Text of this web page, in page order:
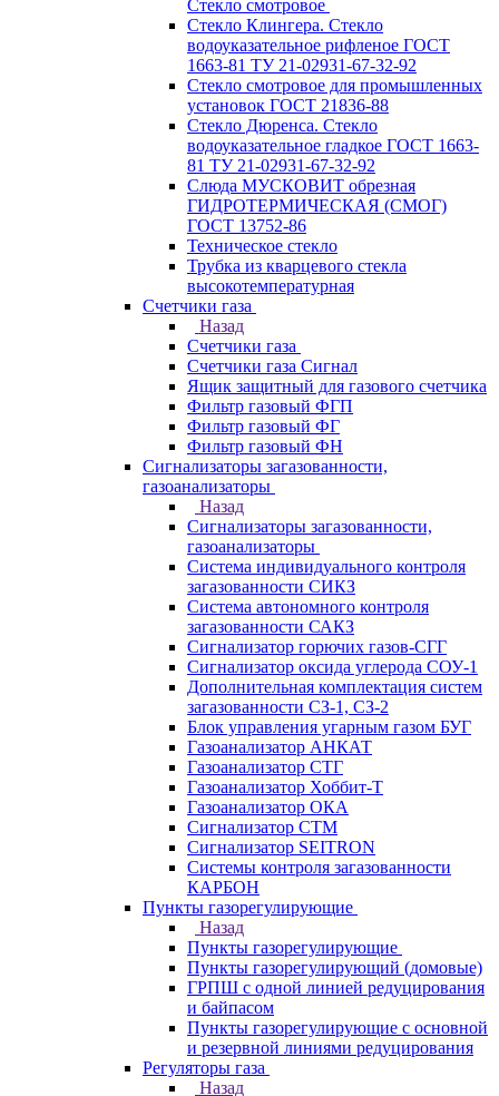
Стекло смотровое
Стекло Клингера. Стекло
водоуказательное рифленое ГОСТ
1663-81 ТУ 21-02931-67-32-92
Стекло смотровое для промышленных
установок ГОСТ 21836-88
Стекло Дюренса. Стекло
водоуказательное гладкое ГОСТ 1663-
81 ТУ 21-02931-67-32-92
Слюда МУСКОВИТ обрезная
ГИДРОТЕРМИЧЕСКАЯ (СМОГ)
ГОСТ 13752-86
Техническое стекло
Трубка из кварцевого стекла
высокотемпературная
Счетчики газа
Назад
Счетчики газа
Счетчики газа Сигнал
Ящик защитный для газового счетчика
Фильтр газовый ФГП
Фильтр газовый ФГ
Фильтр газовый ФН
Сигнализаторы загазованности,
газоанализаторы
Назад
Сигнализаторы загазованности,
газоанализаторы
Система индивидуального контроля
загазованности СИКЗ
Система автономного контроля
загазованности САКЗ
Сигнализатор горючих газов-СГГ
Сигнализатор оксида углерода СОУ-1
Дополнительная комплектация систем
загазованности СЗ-1, СЗ-2
Блок управления угарным газом БУГ
Газоанализатор АНКАТ
Газоанализатор СТГ
Газоанализатор Хоббит-Т
Газоанализатор ОКА
Сигнализатор СТМ
Сигнализатор SEITRON
Системы контроля загазованности
КАРБОН
Пункты газорегулирующие
Назад
Пункты газорегулирующие
Пункты газорегулирующий (домовые)
ГРПШ с одной линией редуцирования
и байпасом
Пункты газорегулирующие с основной
и резервной линиями редуцирования
Регуляторы газа
Назад